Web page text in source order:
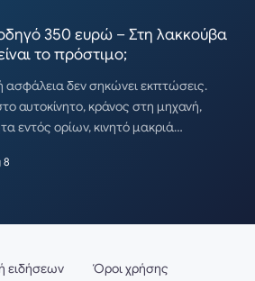
350 ευρώ – Στη λακκούβα
το πρόστιμο;
ασφάλεια δεν σηκώνει εκπτώσεις.
αυτοκίνητο, κράνος στη μηχανή,
εντός ορίων, κινητό μακριά…
8
ειδήσεων Όροι χρήσης